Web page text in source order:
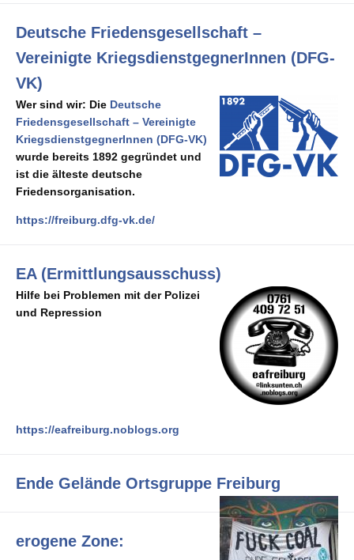
Deutsche Friedensgesellschaft –
Vereinigte KriegsdienstgegnerInnen (DFG-
VK)
Wer sind wir: Die Deutsche
Friedensgesellschaft – Vereinigte
KriegsdienstgegnerInnen (DFG-VK)
wurde bereits 1892 gegründet und
ist die älteste deutsche
Friedensorganisation.
https://freiburg.dfg-vk.de/
EA (Ermittlungsausschuss)
Hilfe bei Problemen mit der Polizei
und Repression
https://eafreiburg.noblogs.org
Ende Gelände Ortsgruppe Freiburg
erogene Zone: